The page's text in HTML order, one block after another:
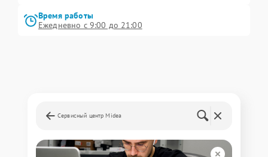
Время работы
Ежедневно с 9:00 до 21:00
Сервисный центр Midea